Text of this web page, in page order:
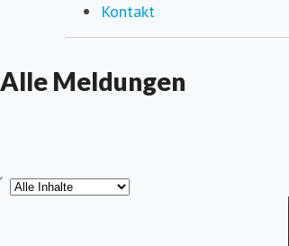
Kontakt
Alle Meldungen